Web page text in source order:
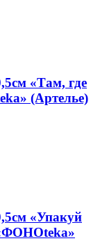
«Там, где
(Артелье)
«Упакуй